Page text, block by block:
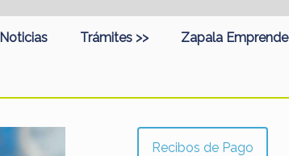
Noticias Trámites >> Zapala Emprende
Recibos de Pago